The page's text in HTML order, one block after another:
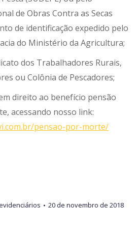
de Obras Contra as Secas
de identificação expedido pelo
do Ministério da Agricultura;
dos Trabalhadores Rurais,
ou Colônia de Pescadores;
direito ao benefício pensão
acessando nosso link:
pensao-por-morte/
20 de novembro de 2018